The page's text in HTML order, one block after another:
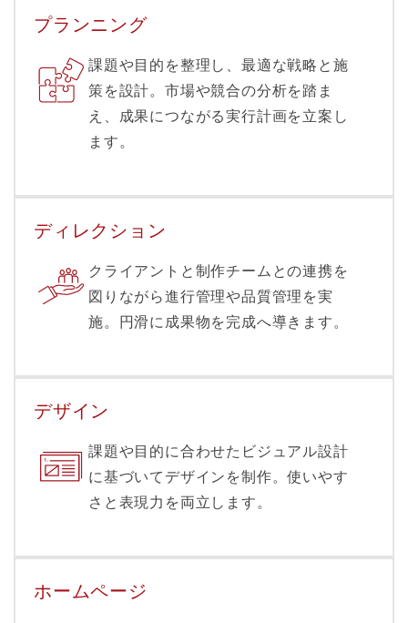
プランニング
課題や目的を整理し、最適な戦略と施
策を設計。市場や競合の分析を踏ま
え、成果につながる実行計画を立案し
ます。
ディレクション
クライアントと制作チームとの連携を
図りながら進行管理や品質管理を実
施。円滑に成果物を完成へ導きます。
デザイン
課題や目的に合わせたビジュアル設計
に基づいてデザインを制作。使いやす
さと表現力を両立します。
ホームページ